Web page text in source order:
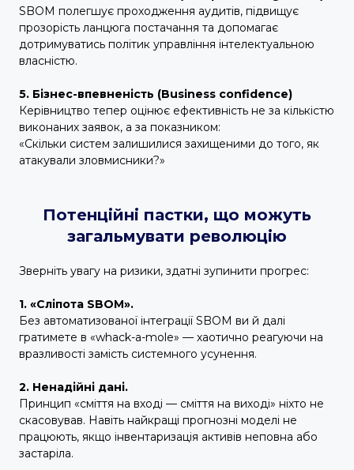
SBOM полегшує проходження аудитів, підвищує
прозорість ланцюга постачання та допомагає
дотримуватись політик управління інтелектуальною
власністю.
5. Бізнес-впевненість (Business confidence)
Керівництво тепер оцінює ефективність не за кількістю
виконаних заявок, а за показником:
«Скільки систем залишилися захищеними до того, як
атакували зловмисники?»
Потенційні пастки, що можуть
загальмувати революцію
Зверніть увагу на ризики, здатні зупинити прогрес:
1. «Сліпота SBOM».
Без автоматизованої інтеграції SBOM ви й далі
гратимете в «whack-a-mole» — хаотично реагуючи на
вразливості замість системного усунення.
2. Ненадійні дані.
Принцип «сміття на вході — сміття на виході» ніхто не
скасовував. Навіть найкращі прогнозні моделі не
працюють, якщо інвентаризація активів неповна або
застаріла.